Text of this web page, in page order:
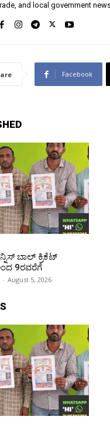
and local government
Facebook
ಬಾಲ್ ಕ್ರಿಕೆಟ್
9ರವರೆಗೆ
- August 5, 2026